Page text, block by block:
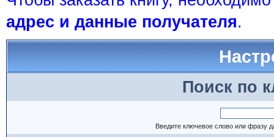
адрес и данные получателя.
Поиск по
Введите ключевое слово или фразу